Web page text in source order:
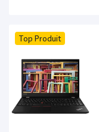
Top Produit